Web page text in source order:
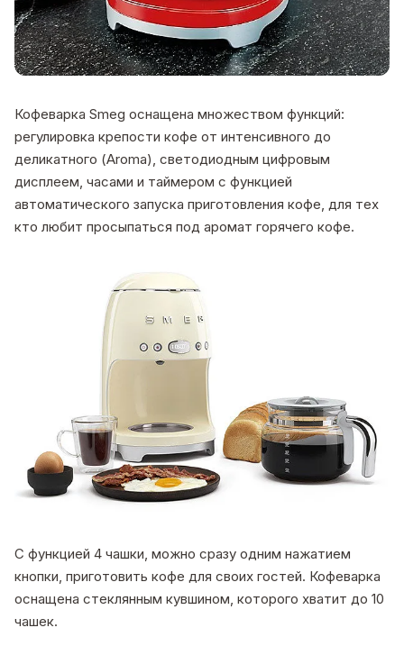
Кофеварка Smeg оснащена множеством функций:
регулировка крепости кофе от интенсивного до
деликатного (Aroma), светодиодным цифровым
дисплеем, часами и таймером с функцией
автоматического запуска приготовления кофе, для тех
кто любит просыпаться под аромат горячего кофе.
С функцией 4 чашки, можно сразу одним нажатием
кнопки, приготовить кофе для своих гостей. Кофеварка
оснащена стеклянным кувшином, которого хватит до 10
чашек.